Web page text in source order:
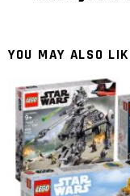
YOU MAY ALSO